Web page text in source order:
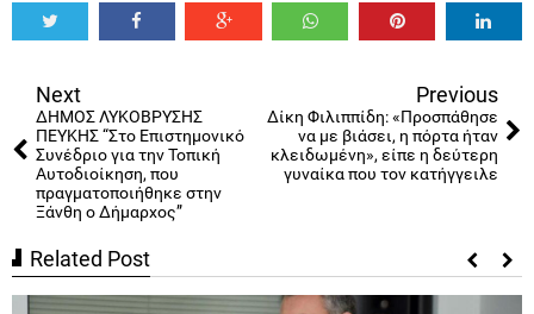
Next
ΔΗΜΟΣ ΛΥΚΟΒΡΥΣΗΣ
ΠΕΥΚΗΣ “Στο Επιστημονικό
Συνέδριο για την Τοπική
Αυτοδιοίκηση, που
πραγματοποιήθηκε στην
Ξάνθη ο Δήμαρχος”
Previous
Δίκη Φιλιππίδη: «Προσπάθησε
να με βιάσει, η πόρτα ήταν
κλειδωμένη», είπε η δεύτερη
γυναίκα που τον κατήγγειλε
Related Post